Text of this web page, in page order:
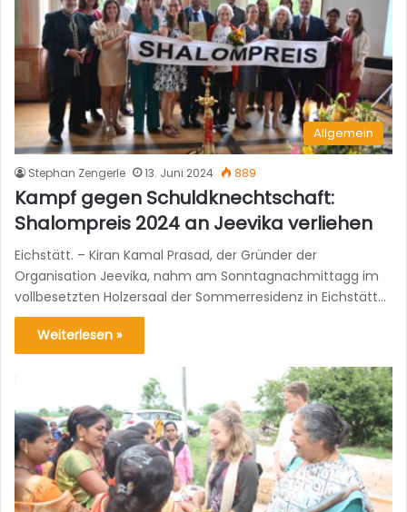
Allgemein
Stephan Zengerle 13. Juni 2024 889
Kampf gegen Schuldknechtschaft:
Shalompreis 2024 an Jeevika verliehen
Eichstätt. – Kiran Kamal Prasad, der Gründer der
Organisation Jeevika, nahm am Sonntagnachmittagg im
vollbesetzten Holzersaal der Sommerresidenz in Eichstätt…
Weiterlesen »